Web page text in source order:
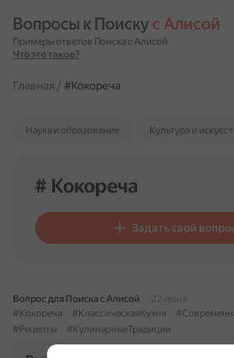
Вопросы к Поиску с Алисой
Примеры ответов Поиска с Алисой
Что это такое?
Главная / #Кокореча
Наука и образование Культура и
# Кокореча
Задать свой
Вопрос для Поиска с Алисой
22 июня
#Кокореча
#КлассическаяКухня
#Рецепты
#КулинарныеТрадиции